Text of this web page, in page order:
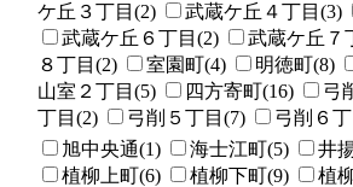
ケ丘３丁目(2)
武蔵ケ丘４丁目(3)
武蔵ケ丘６丁目(2)
武蔵ケ丘７
８丁目(2)
室園町(4) 明徳町(8)
山室２丁目(5)
四方寄町(16) 弓
丁目(2)
弓削５丁目(7) 弓削６
旭中央通(1) 海士江町(5) 井
植柳上町(6)
植柳下町(9)
植